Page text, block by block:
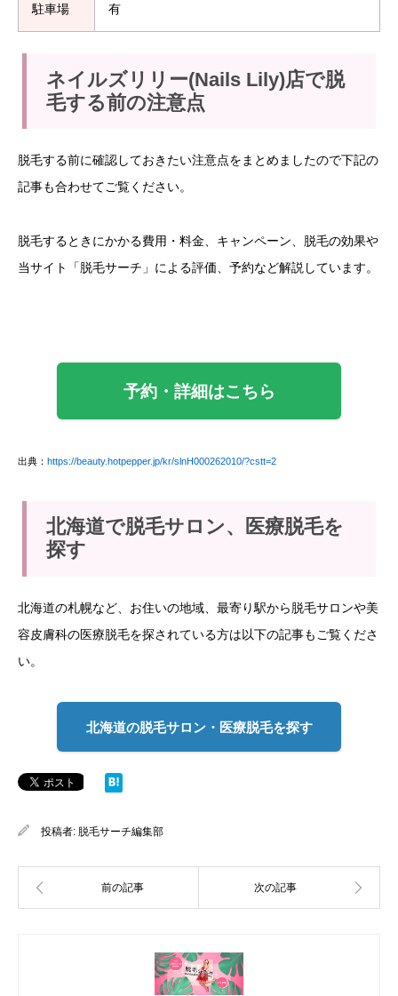
駐車場 有
ネイルズリリー(Nails Lily)店で脱
毛する前の注意点
脱毛する前に確認しておきたい注意点をまとめましたので下記の
記事も合わせてご覧ください。
脱毛するときにかかる費用・料金、キャンペーン、脱毛の効果や
当サイト「脱毛サーチ」による評価、予約など解説しています。
予約・詳細はこちら
出典： https://beauty.hotpepper.jp/kr/slnH000262010/?cstt=2
北海道で脱毛サロン、医療脱毛を
探す
北海道の札幌など、お住いの地域、最寄り駅から脱毛サロンや美
容皮膚科の医療脱毛を探されている方は以下の記事もご覧くださ
い。
北海道の脱毛サロン・医療脱毛を探す
投稿者: 脱毛サーチ編集部